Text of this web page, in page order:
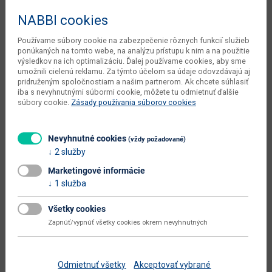
Hĺbka
Výška 195 cm
čistá váha dodávateľa 39 kg
typové označenie Zele REG/56/195
montáž
hlavná farba dub
farba dub wotan
prevedenie s leskom
hlavný materiál aglomerovaný materiál
fóliovaná DTD
NABBI cookies
Používame súbory cookie na zabezpečenie rôznych funkcií služieb
ponúkaných na tomto webe, na analýzu prístupu k nim a na použitie
výsledkov na ich optimalizáciu. Ďalej používame cookies, aby sme
umožnili cielenú reklamu. Za týmto účelom sa údaje odovzdávajú aj
pridruženým spoločnostiam a našim partnerom. Ak chcete súhlasiť
iba s nevyhnutnými súbormi cookie, môžete tu odmietnuť ďalšie
súbory cookie. Zásady používania súborov cookies
Nevyhnutné cookies (vždy požadované)
2 služby
Marketingové informácie
1 služba
Všetky cookies
Zapnúť/vypnúť všetky cookies okrem nevyhnutných
Odmietnuť všetky Akceptovať vybrané